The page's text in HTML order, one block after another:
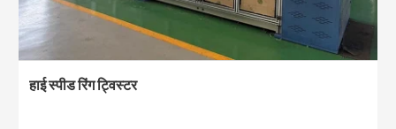
हाई स्पीड रिंग ट्विस्टर